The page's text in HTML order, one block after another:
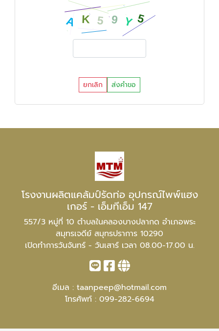
ยกเลิก ส่งคำขอ
โรงงานผลิตแคล้มป์รัดท่อ อุปกรณ์ไพพ์แฮง
เกอร์ - เอ็มทีเอ็ม 147
557/3 หมู่ที่ 10 ตำบลในคลองบางปลากด อำเภอพระ
สมุทรเจดีย์ สมุทรปราการ 10290
เปิดทำการวันจันทร์ - วันเสาร์ เวลา 08.00-17.00 น.
อีเมล : taanpeep@hotmail.com
โทรศัพท์ : 099-282-6694